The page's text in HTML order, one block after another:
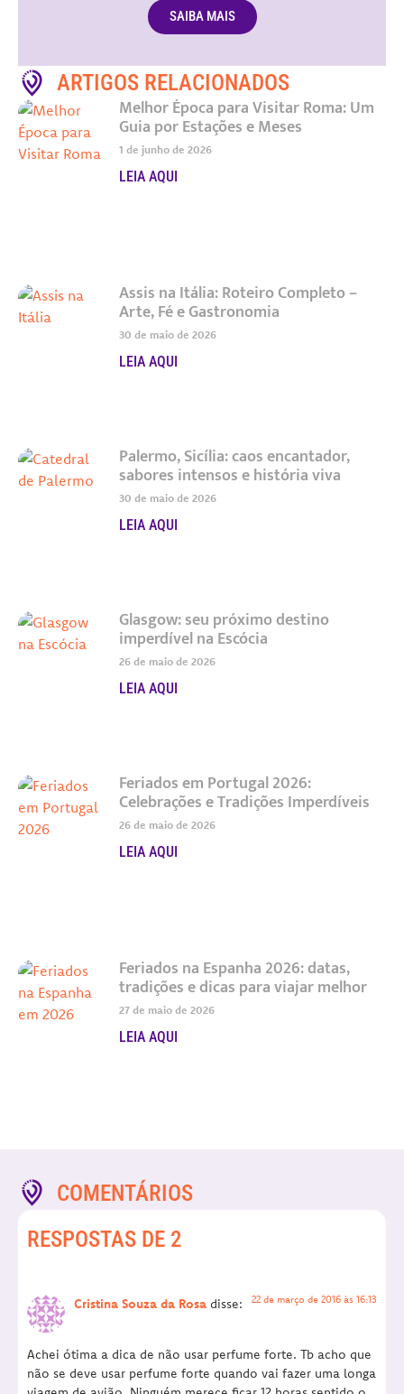
SAIBA MAIS
ARTIGOS RELACIONADOS
Melhor Época para Visitar Roma: Um
Guia por Estações e Meses
1 de junho de 2026
LEIA AQUI
Assis na Itália: Roteiro Completo –
Arte, Fé e Gastronomia
30 de maio de 2026
LEIA AQUI
Palermo, Sicília: caos encantador,
sabores intensos e história viva
30 de maio de 2026
LEIA AQUI
Glasgow: seu próximo destino
imperdível na Escócia
26 de maio de 2026
LEIA AQUI
Feriados em Portugal 2026:
Celebrações e Tradições Imperdíveis
26 de maio de 2026
LEIA AQUI
Feriados na Espanha 2026: datas,
tradições e dicas para viajar melhor
27 de maio de 2026
LEIA AQUI
COMENTÁRIOS
RESPOSTAS DE 2
Cristina Souza da Rosa disse: 22 de março de 2016 às 16:13
Achei ótima a dica de não usar perfume forte. Tb acho que
não se deve usar perfume forte quando vai fazer uma longa